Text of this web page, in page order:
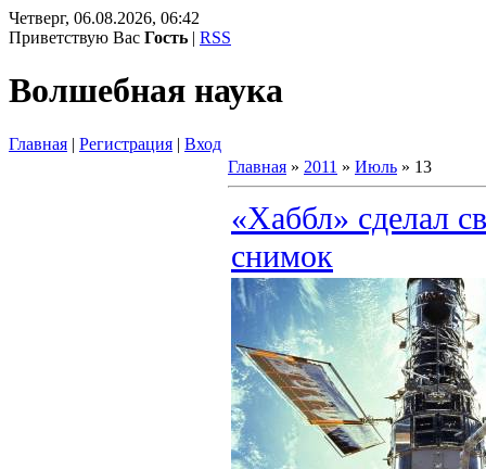
Четверг, 06.08.2026, 06:42
Приветствую Вас Гость | RSS
Волшебная наука
Главная | Регистрация | Вход
Главная » 2011 » Июль » 13
«Хаббл» сделал
снимок